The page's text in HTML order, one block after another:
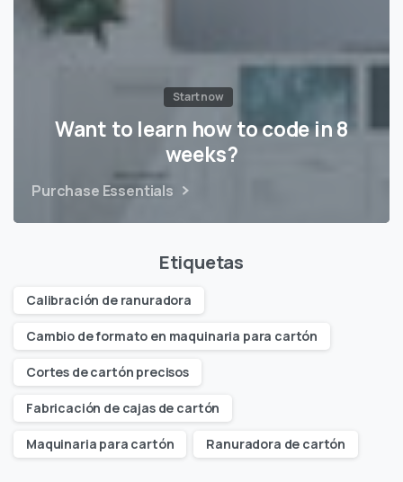
Start now
Want to learn how to code in 8
weeks?
Purchase Essentials
Etiquetas
Calibración de ranuradora
Cambio de formato en maquinaria para cartón
Cortes de cartón precisos
Fabricación de cajas de cartón
Maquinaria para cartón Ranuradora de cartón